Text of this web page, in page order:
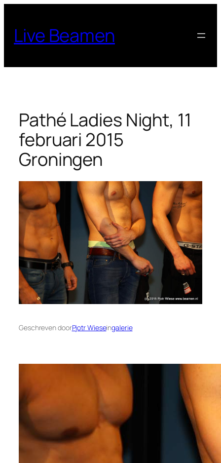
inhoud
Live Beamen
Pathé Ladies Night, 11
februari 2015
Groningen
Geschreven doorPjotr Wieseingalerie